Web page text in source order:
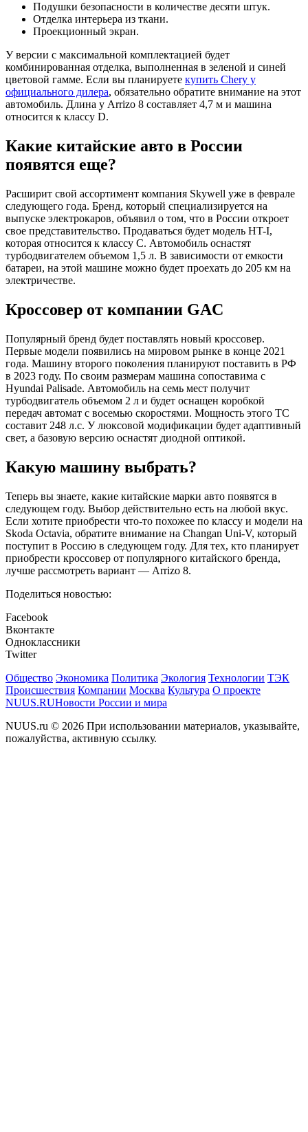
Подушки безопасности в количестве десяти штук.
Отделка интерьера из ткани.
Проекционный экран.
У версии с максимальной комплектацией будет
комбинированная отделка, выполненная в зеленой и синей
цветовой гамме. Если вы планируете купить Chery у
официального дилера, обязательно обратите внимание на этот
автомобиль. Длина у Arrizo 8 составляет 4,7 м и машина
относится к классу D.
Какие китайские авто в России
появятся еще?
Расширит свой ассортимент компания Skywell уже в феврале
следующего года. Бренд, который специализируется на
выпуске электрокаров, объявил о том, что в России откроет
свое представительство. Продаваться будет модель HT-I,
которая относится к классу С. Автомобиль оснастят
турбодвигателем объемом 1,5 л. В зависимости от емкости
батареи, на этой машине можно будет проехать до 205 км на
электричестве.
Кроссовер от компании GAC
Популярный бренд будет поставлять новый кроссовер.
Первые модели появились на мировом рынке в конце 2021
года. Машину второго поколения планируют поставить в РФ
в 2023 году. По своим размерам машина сопоставима с
Hyundai Palisade. Автомобиль на семь мест получит
турбодвигатель объемом 2 л и будет оснащен коробкой
передач автомат с восемью скоростями. Мощность этого ТС
составит 248 л.с. У люксовой модификации будет адаптивный
свет, а базовую версию оснастят диодной оптикой.
Какую машину выбрать?
Теперь вы знаете, какие китайские марки авто появятся в
следующем году. Выбор действительно есть на любой вкус.
Если хотите приобрести что-то похожее по классу и модели на
Skoda Octavia, обратите внимание на Changan Uni-V, который
поступит в Россию в следующем году. Для тех, кто планирует
приобрести кроссовер от популярного китайского бренда,
лучше рассмотреть вариант — Arrizo 8.
Поделиться новостью:
Facebook
Вконтакте
Одноклассники
Twitter
Общество Экономика Политика Экология Технологии ТЭК
Происшествия Компании Москва Культура О проекте
NUUS.RUНовости России и мира
NUUS.ru © 2026 При использовании материалов, указывайте,
пожалуйства, активную ссылку.